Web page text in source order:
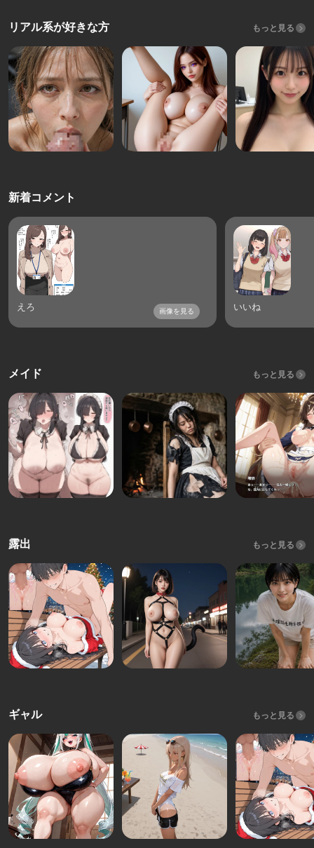
リアル系が好きな方 もっと見る
新着コメント
えろ 画像を見る いいね
メイド もっと見る
露出 もっと見る
ギャル もっと見る